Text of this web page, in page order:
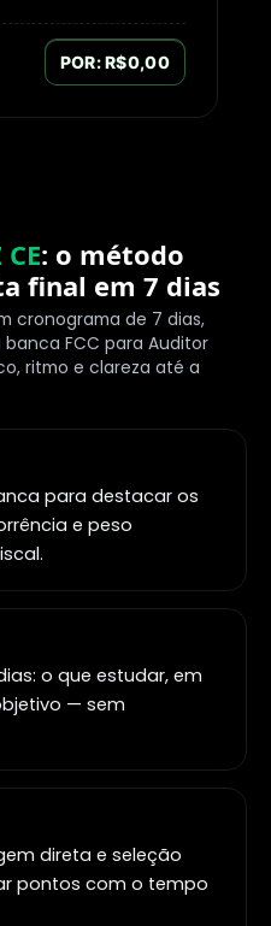
POR: R$0,00
: o método
final em 7 dias
cronograma de 7 dias,
FCC para Auditor
ritmo e clareza até a
para destacar os
e peso
o que estudar, em
— sem
direta e seleção
pontos com o tempo